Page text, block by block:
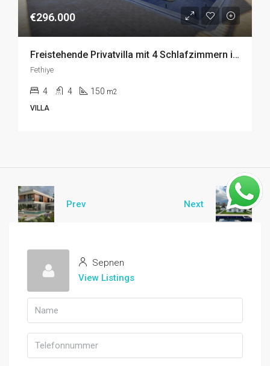
€296.000
Freistehende Privatvilla mit 4 Schlafzimmern in Seydikemer, Fethiye zu Verkaufen
Fethiye
4 4 150 m2
VILLA
Prev Next
Sepnen
View Listings